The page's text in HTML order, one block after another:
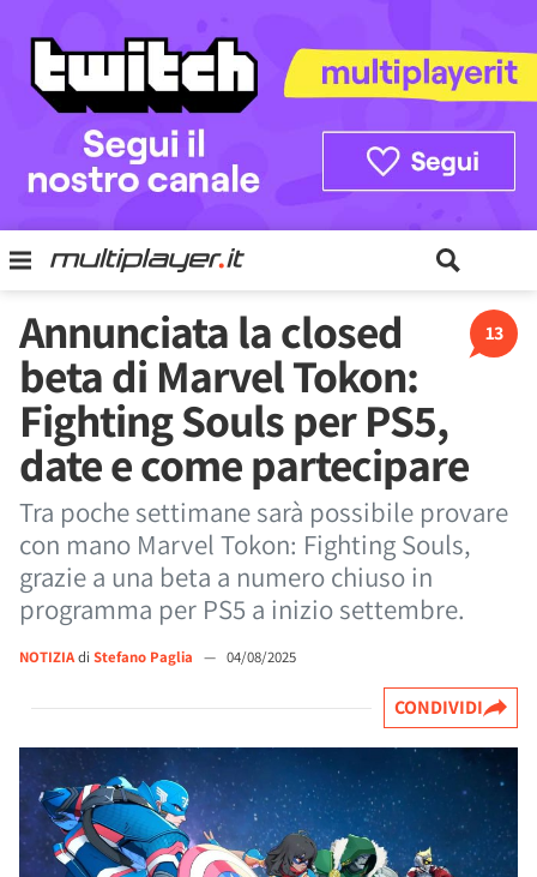
13
Annunciata la closed
beta di Marvel Tokon:
Fighting Souls per PS5,
date e come partecipare
Tra poche settimane sarà possibile provare
con mano Marvel Tokon: Fighting Souls,
grazie a una beta a numero chiuso in
programma per PS5 a inizio settembre.
NOTIZIAdi Stefano Paglia — 04/08/2025
CONDIVIDI